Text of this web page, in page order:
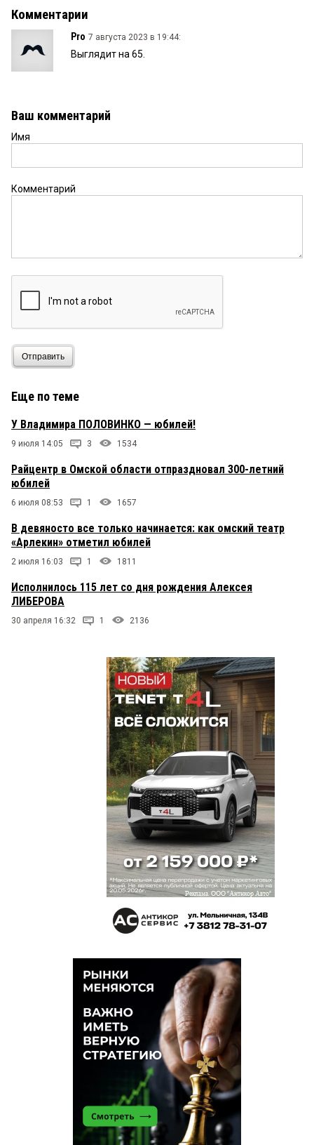
Комментарии
Pro 7 августа 2023 в 19:44:
Выглядит на 65.
Ваш комментарий
Имя
Комментарий
Отправить
Еще по теме
У Владимира ПОЛОВИНКО — юбилей!
9 июля 14:05 3 1534
Райцентр в Омской области отпраздновал 300-летний
юбилей
6 июля 08:53 1 1657
В девяносто все только начинается: как омский театр
«Арлекин» отметил юбилей
2 июля 16:03 1 1811
Исполнилось 115 лет со дня рождения Алексея
ЛИБЕРОВА
30 апреля 16:32 1 2136